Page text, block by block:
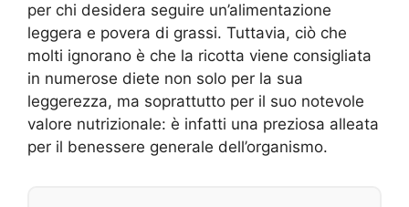
per chi desidera seguire un’alimentazione
leggera e povera di grassi. Tuttavia, ciò che
molti ignorano è che la ricotta viene consigliata
in numerose diete non solo per la sua
leggerezza, ma soprattutto per il suo notevole
valore nutrizionale: è infatti una preziosa alleata
per il benessere generale dell’organismo.